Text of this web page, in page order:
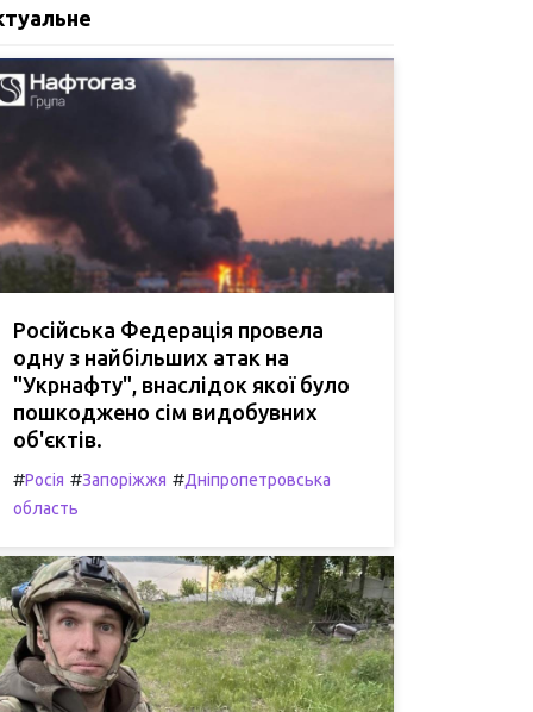
Російська Федерація провела
одну з найбільших атак на
"Укрнафту", внаслідок якої було
пошкоджено сім видобувних
об'єктів.
#Росія #Запоріжжя #Дніпропетровська
область